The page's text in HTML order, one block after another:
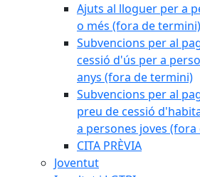
Ajuts al lloguer per a
o més (fora de termini)
Subvencions per al
cessió d'ús per a
anys (fora de termini)
Subvencions per al
preu de cessió
a persones joves
CITA PRÈVIA
Joventut